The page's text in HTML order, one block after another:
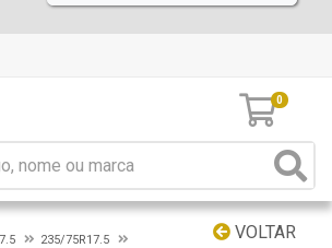
0
VOLTAR
235/75R17.5